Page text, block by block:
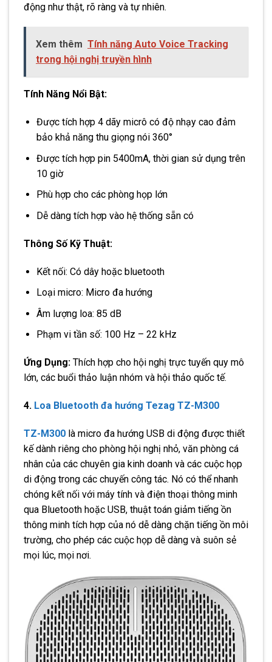
động như thật, rõ ràng và tự nhiên.
Xem thêm Tính năng Auto Voice Tracking
trong hội nghị truyền hình
Tính Năng Nổi Bật:
Được tích hợp 4 dãy micrô có độ nhạy cao đảm
bảo khả năng thu giọng nói 360°
Được tích hợp pin 5400mA, thời gian sử dụng trên
10 giờ
Phù hợp cho các phòng họp lớn
Dễ dàng tích hợp vào hệ thống sẵn có
Thông Số Kỹ Thuật:
Kết nối: Có dây hoặc bluetooth
Loại micro: Micro đa hướng
Âm lượng loa: 85 dB
Phạm vi tần số: 100 Hz – 22 kHz
Ứng Dụng: Thích hợp cho hội nghị trực tuyến quy mô
lớn, các buổi thảo luận nhóm và hội thảo quốc tế.
4. Loa Bluetooth đa hướng Tezag TZ-M300
TZ-M300 là micro đa hướng USB di động được thiết
kế dành riêng cho phòng hội nghị nhỏ, văn phòng cá
nhân của các chuyên gia kinh doanh và các cuộc họp
di động trong các chuyến công tác. Nó có thể nhanh
chóng kết nối với máy tính và điện thoại thông minh
qua Bluetooth hoặc USB, thuật toán giảm tiếng ồn
thông minh tích hợp của nó dễ dàng chặn tiếng ồn môi
trường, cho phép các cuộc họp dễ dàng và suôn sẻ
mọi lúc, mọi nơi.